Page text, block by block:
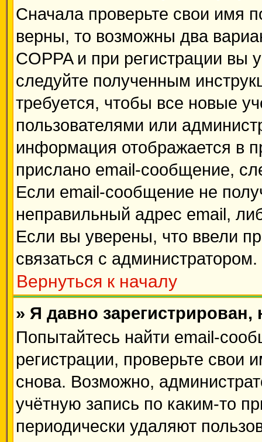
Сначала проверьте свои имя
верны, то возможны два
COPPA и при регистрации вы
следуйте полученным
требуется, чтобы все новые
пользователями или
информация отображается в
прислано email-сообщение,
Если email-сообщение не
неправильный адрес email,
Если вы уверены, что ввели
связаться с администратором.
Вернуться к началу
» Я давно
Попытайтесь найти email-
регистрации, проверьте свои
снова. Возможно,
учётную запись по каким-то
периодически удаляют